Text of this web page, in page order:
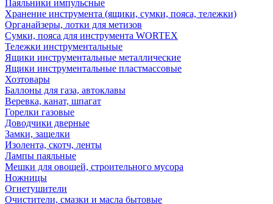
Паяльники импульсные
Хранение инструмента (ящики, сумки, пояса, тележки)
Органайзеры, лотки для метизов
Сумки, пояса для инструмента WORTEX
Тележки инструментальные
Ящики инструментальные металлические
Ящики инструментальные пластмассовые
Хозтовары
Баллоны для газа, автоклавы
Веревка, канат, шпагат
Горелки газовые
Доводчики дверные
Замки, защелки
Изолента, скотч, ленты
Лампы паяльные
Мешки для овощей, строительного мусора
Ножницы
Огнетушители
Очистители, смазки и масла бытовые